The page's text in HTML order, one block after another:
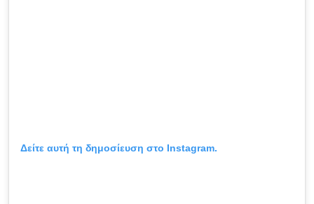
Δείτε αυτή τη δημοσίευση στο Instagram.